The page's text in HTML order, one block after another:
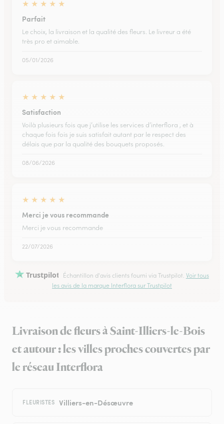
★ ★ ★ ★ ★
Parfait
Le choix, la livraison et la qualité des fleurs. Le livreur a été
très pro et aimable.
05/01/2026
★ ★ ★ ★ ★
Satisfaction
Voilà plusieurs fois que j’utilise les services d’interflora , et à
chaque fois fois je suis satisfait autant par le respect des
délais que par la qualité des bouquets proposés.
08/06/2026
★ ★ ★ ★ ★
Merci je vous recommande
Merci je vous recommande
22/07/2026
Trustpilot Échantillon d'avis clients fourni via Trustpilot. Voir tous
les avis de la marque Interflora sur Trustpilot
Livraison de fleurs à Saint-Illiers-le-Bois
et autour : les villes proches couvertes par
le réseau Interflora
FLEURISTES Villiers-en-Désœuvre